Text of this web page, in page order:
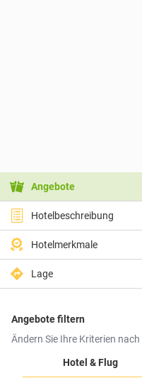
Angebote
Hotelbeschreibung
Hotelmerkmale
Lage
Angebote filtern
Ändern Sie Ihre Kriterien
Hotel & Flug